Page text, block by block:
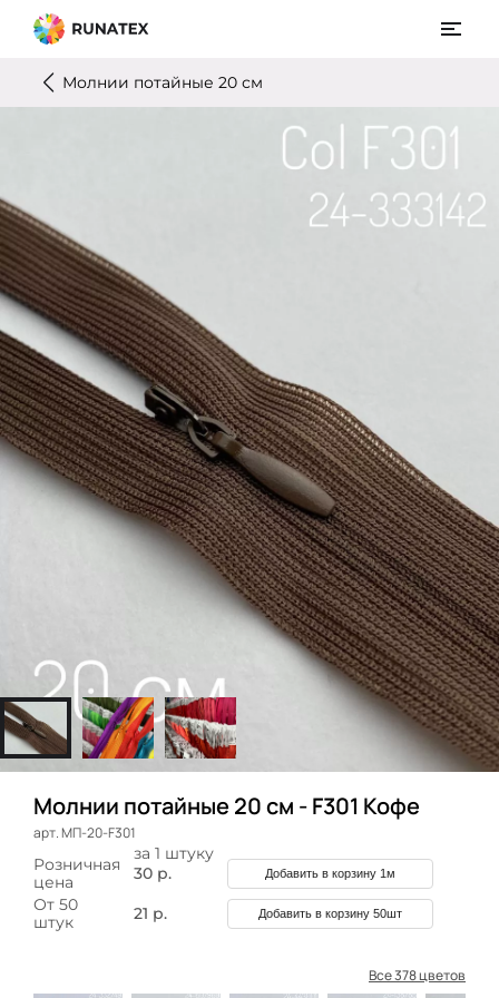
Молнии потайные 20 см
Молнии потайные 20 см - F301 Кофе
арт. МП-20-F301
за 1 штуку
Розничная
цена
30 р. Добавить в корзину 1м
От 50
штук
21 р. Добавить в корзину 50шт
Все 378 цветов